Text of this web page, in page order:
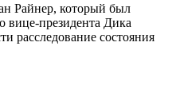
Райнер, который был
вице-президента Дика
расследование состояния